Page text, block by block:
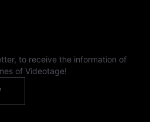
to receive the information of
of Videotage!